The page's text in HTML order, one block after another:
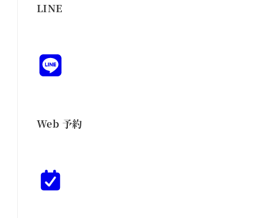
LINE
Web 予約